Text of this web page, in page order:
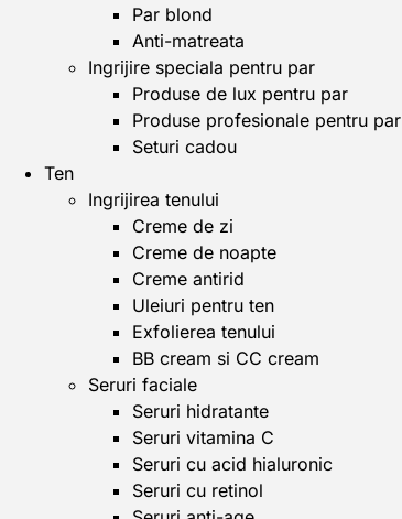
Par blond
Anti-matreata
Ingrijire speciala pentru par
Produse de lux pentru par
Produse profesionale pentru par
Seturi cadou
Ten
Ingrijirea tenului
Creme de zi
Creme de noapte
Creme antirid
Uleiuri pentru ten
Exfolierea tenului
BB cream si CC cream
Seruri faciale
Seruri hidratante
Seruri vitamina C
Seruri cu acid hialuronic
Seruri cu retinol